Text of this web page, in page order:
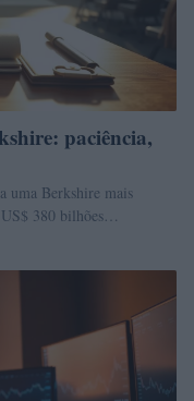
paciência,
uma Berkshire mais
US$ 380 bilhões…